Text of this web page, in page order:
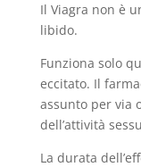
Il Viagra non è
libido.
Funziona solo
eccitato. Il
assunto per via
dell’attività
La durata